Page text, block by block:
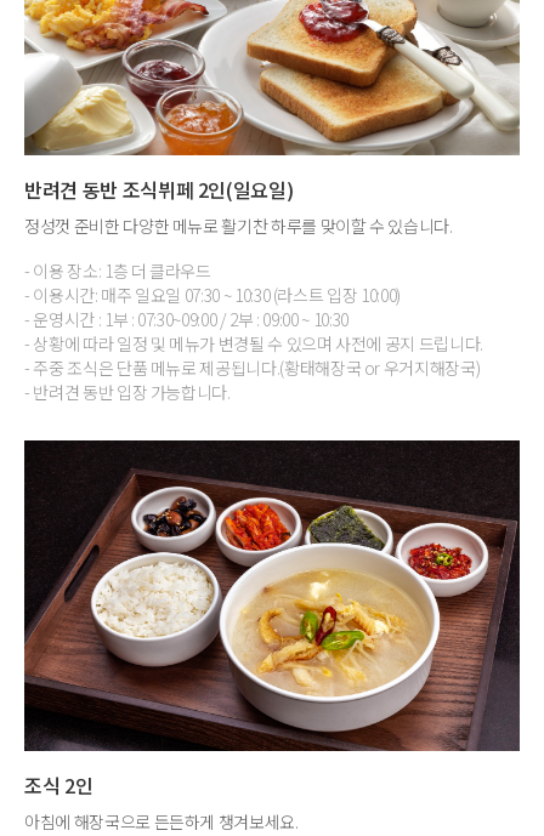
반려견 동반 조식뷔페 2인(일요일)
정성껏 준비한 다양한 메뉴로 활기찬 하루를 맞이할 수 있습니다.
- 이용 장소: 1층 더 클라우드
- 이용시간: 매주 일요일 07:30 ~ 10:30 (라스트 입장 10:00)
- 운영시간 : 1부 : 07:30~09:00 / 2부 : 09:00 ~ 10:30
- 상황에 따라 일정 및 메뉴가 변경될 수 있으며 사전에 공지 드립니다.
- 주중 조식은 단품 메뉴로 제공됩니다.(황태해장국 or 우거지해장국)
- 반려견 동반 입장 가능합니다.
조식 2인
아침에 해장국으로 든든하게 챙겨보세요.